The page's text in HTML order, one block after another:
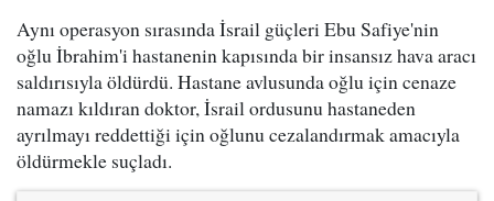
Aynı operasyon sırasında İsrail güçleri Ebu Safiye'nin
oğlu İbrahim'i hastanenin kapısında bir insansız hava aracı
saldırısıyla öldürdü. Hastane avlusunda oğlu için cenaze
namazı kıldıran doktor, İsrail ordusunu hastaneden
ayrılmayı reddettiği için oğlunu cezalandırmak amacıyla
öldürmekle suçladı.